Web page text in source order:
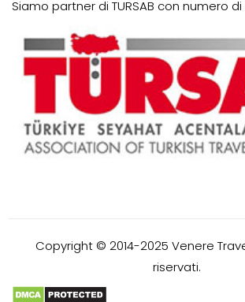
Siamo partner di TURSAB con numero
Copyright © 2014-2025 Venere
riservati.